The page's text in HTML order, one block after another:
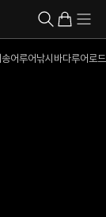
송어루어낚시 바다루어로드